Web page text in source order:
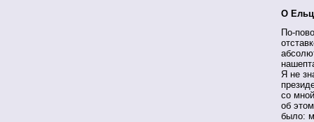
О
По-
Я не
со
об
было: